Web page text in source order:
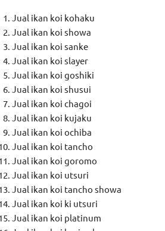
Jual ikan koi kohaku
Jual ikan koi showa
Jual ikan koi sanke
Jual ikan koi slayer
Jual ikan koi goshiki
Jual ikan koi shusui
Jual ikan koi chagoi
Jual ikan koi kujaku
Jual ikan koi ochiba
Jual ikan koi tancho
Jual ikan koi goromo
Jual ikan koi utsuri
Jual ikan koi tancho showa
Jual ikan koi ki utsuri
Jual ikan koi platinum